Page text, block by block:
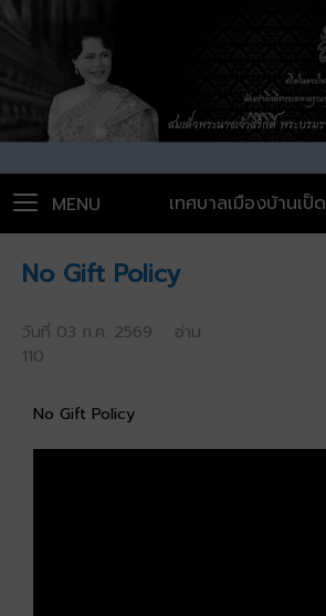
เทศบาลเมืองบ้านเป็ด
MENU
No Gift Policy
วันที่ 03 ก.ค. 2569 อ่าน
110
No Gift Policy